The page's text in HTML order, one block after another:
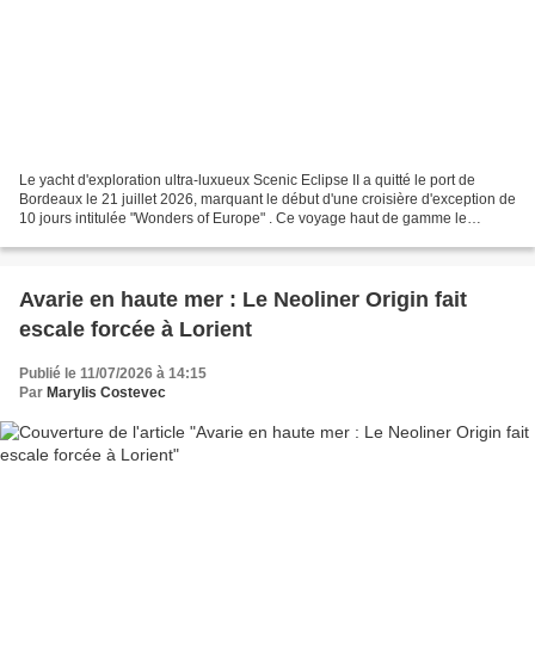
Le yacht d'exploration ultra-luxueux Scenic Eclipse II a quitté le port de
Bordeaux le 21 juillet 2026, marquant le début d'une croisière d'exception de
10 jours intitulée "Wonders of Europe" . Ce voyage haut de gamme le
Avarie en haute mer : Le Neoliner Origin fait
escale forcée à Lorient
Publié le 11/07/2026 à 14:15
Par Marylis Costevec